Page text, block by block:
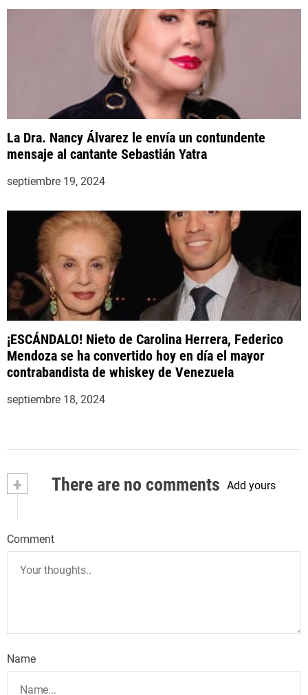
La Dra. Nancy Álvarez le envía un contundente
mensaje al cantante Sebastián Yatra
septiembre 19, 2024
¡ESCÁNDALO! Nieto de Carolina Herrera, Federico
Mendoza se ha convertido hoy en día el mayor
contrabandista de whiskey de Venezuela
septiembre 18, 2024
+ There are no comments Add yours
Comment
Name